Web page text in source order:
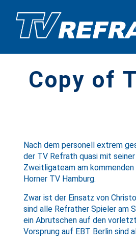
Copy of
Nach dem personell extrem
der TV Refrath quasi mit
Zweitligateam am
Horner TV Hamburg.
Zwar ist der Einsatz von
sind alle Refrather Spieler am
ein Abrutschen auf den
Vorsprung auf EBT Berlin sind